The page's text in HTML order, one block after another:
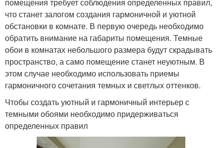
что станет залогом создания гармоничной и уютной
обстановки в комнате. В первую очередь необходимо
обратить внимание на габариты помещения. Темные
обои в комнатах небольшого размера будут скрадывать
пространство, а само помещение станет неуютным. В
этом случае необходимо использовать приемы
гармоничного сочетания темных и светлых оттенков.
Чтобы создать уютный и гармоничный интерьер с
темными обоями необходимо придерживаться
определенных правил